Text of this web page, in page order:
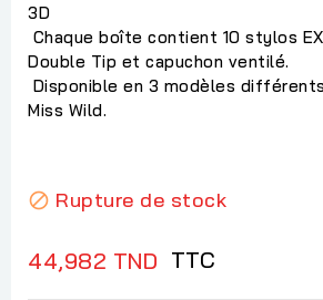
3D
Chaque boîte contient 10 stylos
Double Tip et capuchon ventilé.
Disponible en 3 modèles
Miss Wild.
 Rupture de stock
44,982 TND TTC